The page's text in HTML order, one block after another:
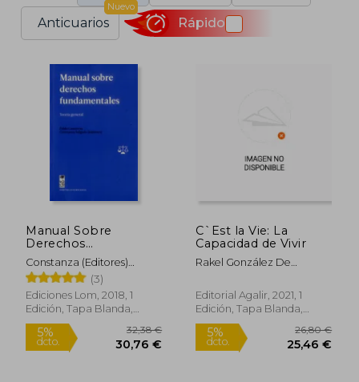
Anticuarios
Nuevo
Rápido
Manual Sobre
Derechos
Fundamentales
Constanza (Editores)
Contreras, Pablo Y
Salgado
(3)
Ediciones Lom, 2018, 1
Edición, Tapa Blanda,
Nuevo
C`Est la Vie: La
Capacidad de Vivir
Rakel González De
Editorial Agalir, 2021, 1
Edición, Tapa Blanda,
Nuevo